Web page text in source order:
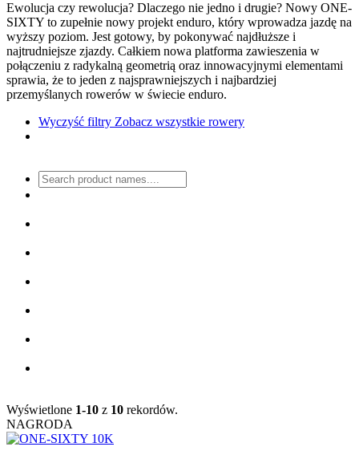
Ewolucja czy rewolucja? Dlaczego nie jedno i drugie? Nowy ONE-
SIXTY to zupełnie nowy projekt enduro, który wprowadza jazdę na
wyższy poziom. Jest gotowy, by pokonywać najdłuższe i
najtrudniejsze zjazdy. Całkiem nowa platforma zawieszenia w
połączeniu z radykalną geometrią oraz innowacyjnymi elementami
sprawia, że to jeden z najsprawniejszych i najbardziej
przemyślanych rowerów w świecie enduro.
Wyczyść filtry Zobacz wszystkie rowery
Wyświetlone 1-10 z 10 rekordów.
NAGRODA